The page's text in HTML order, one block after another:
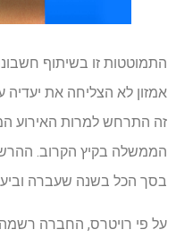
התמוטטות זו בשיתוף
אמזון לא הצליחה את
זה התרחש למרות האירוע
הממשלה בקיץ הקרוב.
בסך הכל בשנה שעברה